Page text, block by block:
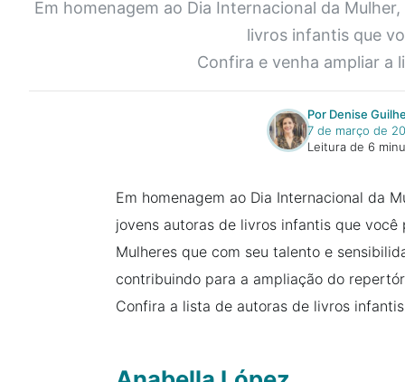
Em homenagem ao Dia Internacional da
livros infantis que
Confira e venha ampliar a
Por Denise
7 de março de
Leitura de 6
Em homenagem ao Dia Internacional da
jovens autoras de livros infantis que você
Mulheres que com seu talento e
contribuindo para a ampliação do
Confira a lista de autoras de livros